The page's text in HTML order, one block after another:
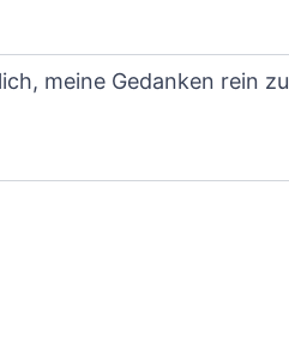
meine Gedanken rein zu